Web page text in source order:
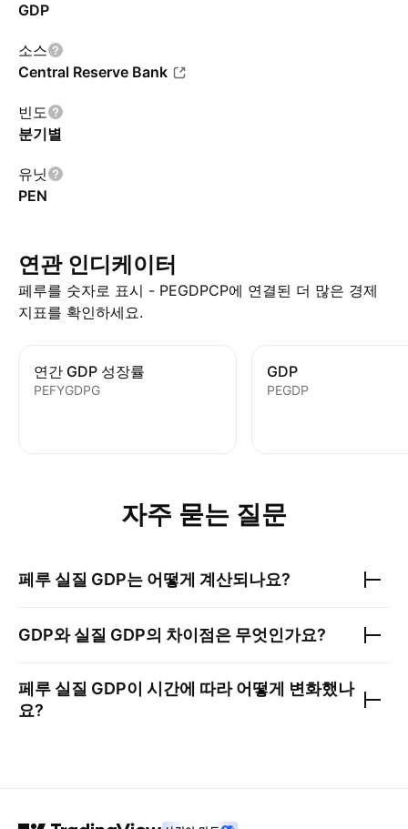
GDP
소스
Central Reserve Bank
빈도
분기별
유닛
PEN
연관 인디케이터
페루를 숫자로 표시 - PEGDPCP에 연결된 더 많은 경제
지표를 확인하세요.
연간 GDP 성장률
PEFYGDPG
GDP
PEGDP
자주 묻는 질문
페루 실질 GDP는 어떻게 계산되나요?
GDP와 실질 GDP의 차이점은 무엇인가요?
페루 실질 GDP이 시간에 따라 어떻게 변화했나
요?